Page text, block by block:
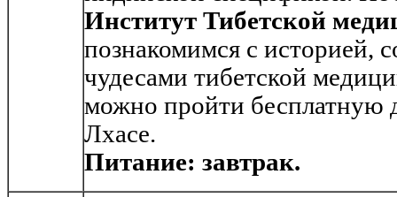
Институт Тибетской
познакомимся с историей,
чудесами тибетской
можно пройти бесплатную
Лхасе.
Питание: завтрак.